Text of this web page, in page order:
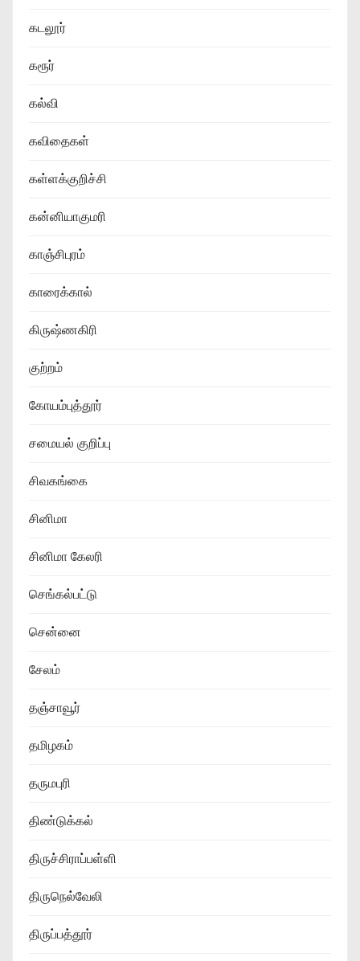
கடலூர்
கரூர்
கல்வி
கவிதைகள்
கள்ளக்குறிச்சி
கன்னியாகுமரி
காஞ்சிபுரம்
காரைக்கால்
கிருஷ்ணகிரி
குற்றம்
கோயம்புத்தூர்
சமையல் குறிப்பு
சிவகங்கை
சினிமா
சினிமா கேலரி
செங்கல்பட்டு
சென்னை
சேலம்
தஞ்சாவூர்
தமிழகம்
தருமபுரி
திண்டுக்கல்
திருச்சிராப்பள்ளி
திருநெல்வேலி
திருப்பத்தூர்